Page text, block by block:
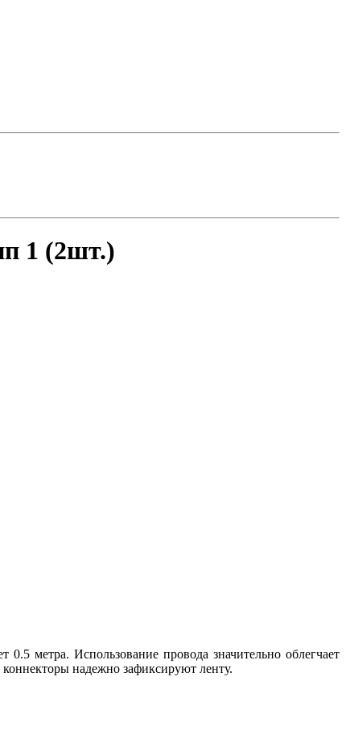
1 (2шт.)
метра. Использование провода значительно облегчает
надежно зафиксируют ленту.